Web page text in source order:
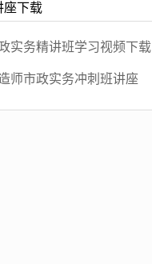
座下载
实务精讲班学习视频下载
师市政实务冲刺班讲座